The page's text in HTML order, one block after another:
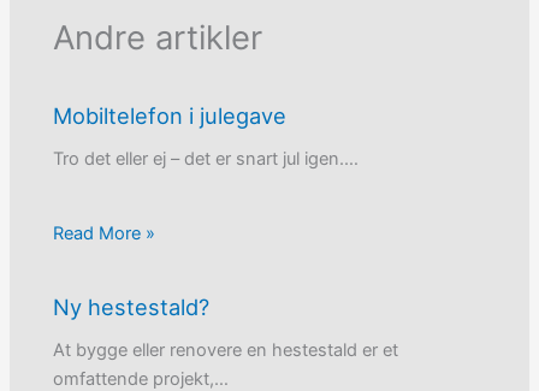
Andre artikler
Mobiltelefon i julegave
Tro det eller ej – det er snart jul igen.…
Read More »
Ny hestestald?
At bygge eller renovere en hestestald er et
omfattende projekt,…